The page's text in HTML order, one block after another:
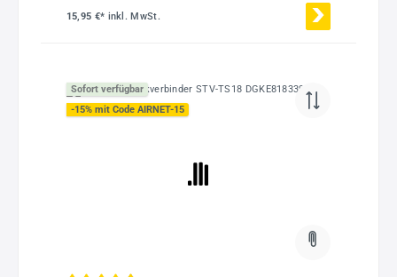
15,95 €* inkl. MwSt.
Sofort verfügbar
-15% mit Code AIRNET-15